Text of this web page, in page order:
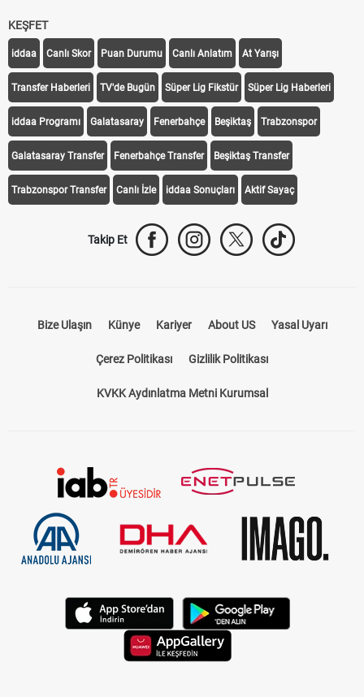
KEŞFET
iddaa Canlı Skor Puan Durumu Canlı Anlatım At Yarışı
Transfer Haberleri TV'de Bugün Süper Lig Fikstür Süper Lig Haberleri
iddaa Programı Galatasaray Fenerbahçe Beşiktaş Trabzonspor
Galatasaray Transfer Fenerbahçe Transfer Beşiktaş Transfer
Trabzonspor Transfer Canlı İzle iddaa Sonuçları Aktif Sayaç
Takip Et
Bize Ulaşın Künye Kariyer About US Yasal Uyarı
Çerez Politikası Gizlilik Politikası
KVKK Aydınlatma Metni Kurumsal